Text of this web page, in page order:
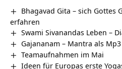
Bhagavad Gita – sich Gottes
erfahren
Swami Sivanandas Leben –
Gajananam – Mantra als
Teamaufnahmen im Mai
Ideen für Europas erste